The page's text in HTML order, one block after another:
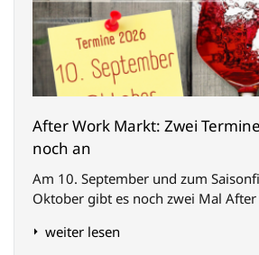
After Work Markt: Zwei
noch an
Am 10. September und zum
Oktober gibt es noch zwei Mal
weiter lesen